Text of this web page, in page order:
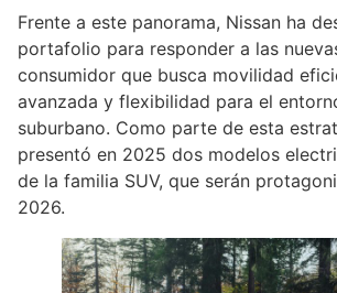
Frente a este panorama, Nissan ha
portafolio para responder a las
consumidor que busca movilidad
avanzada y flexibilidad para el
suburbano. Como parte de esta
presentó en 2025 dos modelos
de la familia SUV, que serán
2026.